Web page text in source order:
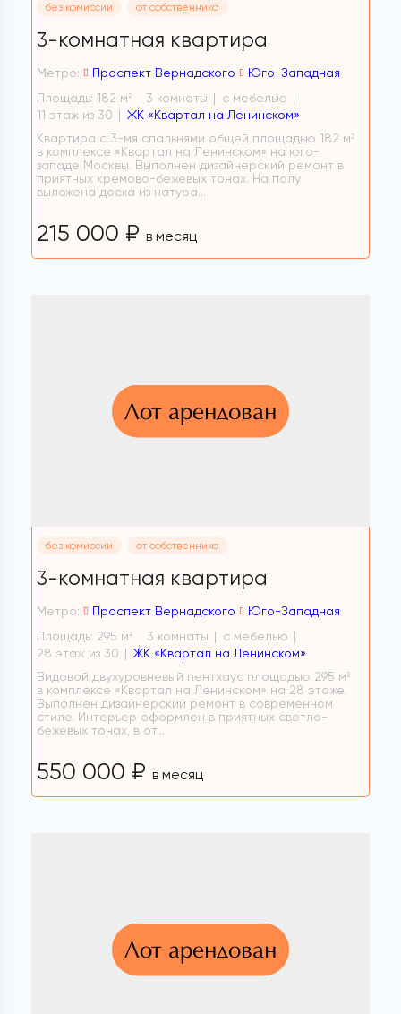
без комиссии от собственника
3-комнатная квартира
Метро: Проспект Вернадского
Юго-Западная
Площадь: 182 м 2 3 комнаты
с мебелью
11 этаж из 30
ЖК «Квартал на Ленинском»
Квартира с 3-мя спальнями общей площадью 182 м²
в комплексе «Квартал на Ленинском» на юго-
западе Москвы. Выполнен дизайнерский ремонт в
приятных кремово-бежевых тонах. На полу
выложена доска из натура...
215 000 ₽ в месяц
Лот арендован
без комиссии от собственника
3-комнатная квартира
Метро: Проспект Вернадского
Юго-Западная
Площадь: 295 м 2 3 комнаты
с мебелью
28 этаж из 30
ЖК «Квартал на Ленинском»
Видовой двухуровневый пентхаус площадью 295 м²
в комплексе «Квартал на Ленинском» на 28 этаже.
Выполнен дизайнерский ремонт в современном
стиле. Интерьер оформлен в приятных светло-
бежевых тонах, в от...
550 000 ₽ в месяц
Лот арендован